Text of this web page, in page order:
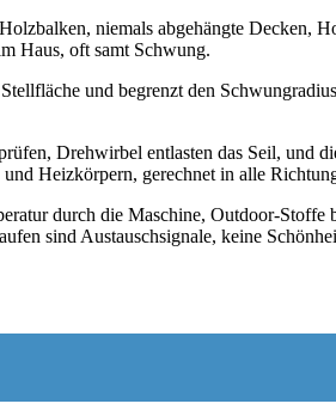
niemals abgehängte Decken,
Haus, oft samt Schwung.
und begrenzt den
Drehwirbel entlasten das Seil, und
Heizkörpern, gerechnet in alle
durch die Maschine, Outdoor-Stoffe
sind Austauschsignale, keine